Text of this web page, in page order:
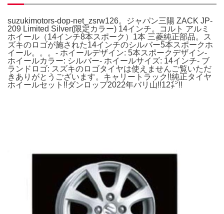
suzukimotors-dop-net_zsrw126。ジャパン三陽 ZACK JP-
209 Limited Silver(限定カラー) 14インチ。コルト アルミ
ホイール（14インチ8本スポーク）1本 三菱純正部品。ス
ズキのロゴが施された14インチのシルバー5本スポークホ
イール。。。- ホイールデザイン: 5本スポークデザイン-
ホイールカラー: シルバー- ホイールサイズ: 14インチ- ブ
ランドロゴ: スズキのロゴタイヤは使えませんご覧いただ
きありがとうございます。キャリートラック‼️純正タイヤ
ホイールセット‼️ダンロップ2022年バリ山‼️12㌅‼️